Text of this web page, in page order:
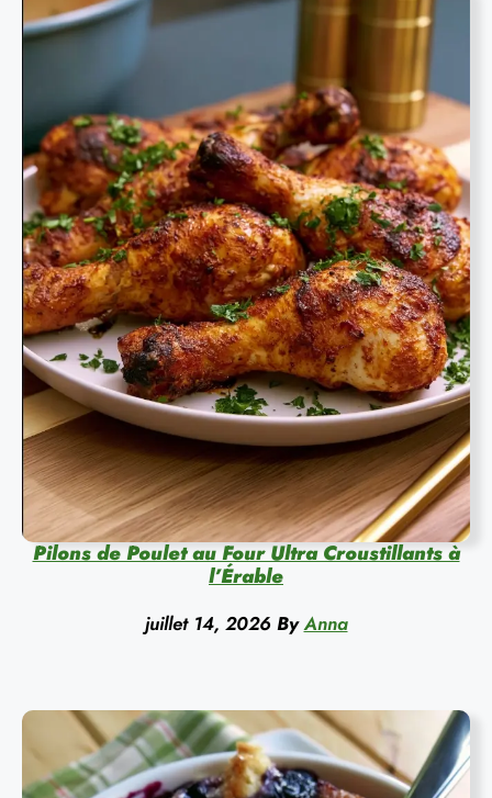
Pilons de Poulet au Four Ultra Croustillants à
l’Érable
juillet 14, 2026 By Anna